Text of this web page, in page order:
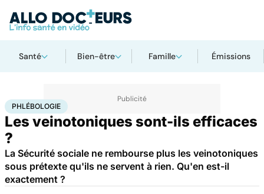
Santé Bien-être Famille Émissions
AccueilSantéPhlébologie
PHLÉBOLOGIE
Les veinotoniques sont-ils efficaces
?
La Sécurité sociale ne rembourse plus les veinotoniques
sous prétexte qu'ils ne servent à rien. Qu'en est-il
exactement ?